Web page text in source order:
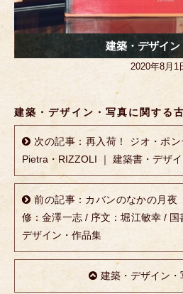
建築・デザイン
2020年8月1
建築・デザイン・写真に関する
次の記事：再入荷！ ジオ・ポ
Pietra・RIZZOLI ｜ 建築書・デザ
前の記事：カバンのなかの月
修：金澤一志 / 序文：堀江敏幸 / 国
デザイン・作品集
建築・デザイン・